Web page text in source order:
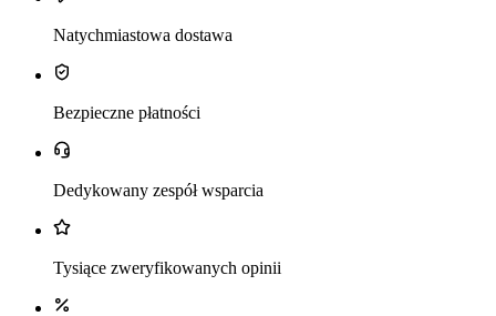
Natychmiastowa dostawa
Bezpieczne płatności
Dedykowany zespół wsparcia
Tysiące zweryfikowanych opinii